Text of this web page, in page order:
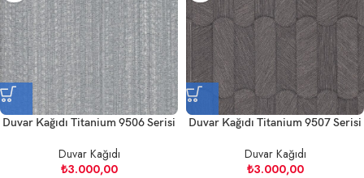
Duvar Kağıdı Titanium 9506 Serisi
Duvar Kağıdı
₺3.000,00
Duvar Kağıdı Titanium 9507 Serisi
Duvar Kağıdı
₺3.000,00